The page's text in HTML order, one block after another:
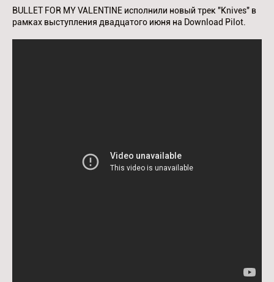
BULLET FOR MY VALENTINE исполнили новый трек "Knives" в
рамках выступления двадцатого июня на Download Pilot.